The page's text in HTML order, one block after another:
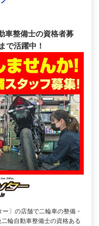
車整備士の資格者募
で活躍中！
〕の店舗で二輪車の整備・
輪自動車整備士の資格ある